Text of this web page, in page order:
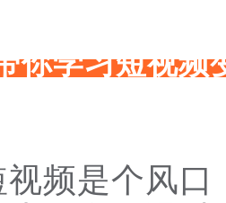
你学习短视频
视频是个风